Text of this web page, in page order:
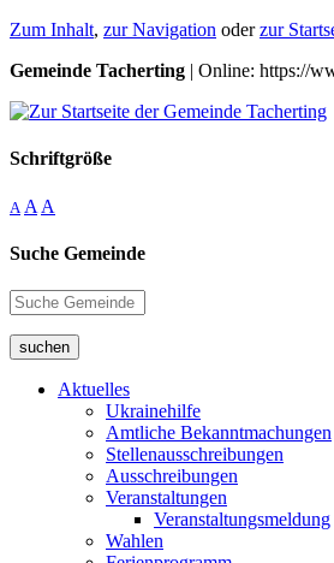
Zum Inhalt, zur Navigation oderzur
Gemeinde Tacherting | Online: https://
Schriftgröße
A A A
Suche Gemeinde
suchen
Aktuelles
Ukrainehilfe
Amtliche Bekanntmachungen
Stellenausschreibungen
Ausschreibungen
Veranstaltungen
Veranstaltungsmeldung
Wahlen